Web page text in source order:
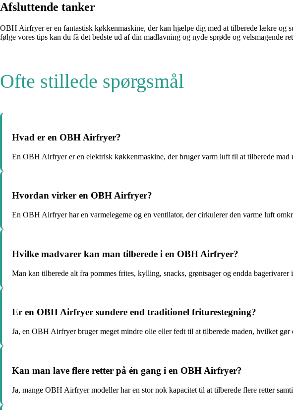
Afsluttende tanker
OBH Airfryer er en fantastisk køkkenmaskine, der kan hjælpe dig med at tilberede lækre og
følge vores tips kan du få det bedste ud af din madlavning og nyde sprøde og velsmagende
Ofte stillede spørgsmål
Hvad er en OBH Airfryer?
En OBH Airfryer er en elektrisk køkkenmaskine, der bruger varm luft til at tilberede mad
Hvordan virker en OBH Airfryer?
En OBH Airfryer har en varmelegeme og en ventilator, der cirkulerer den varme luft
Hvilke madvarer kan man tilberede i en OBH Airfryer?
Man kan tilberede alt fra pommes frites, kylling, snacks, grøntsager og endda
Er en OBH Airfryer sundere end traditionel friturestegning?
Ja, en OBH Airfryer bruger meget mindre olie eller fedt til at tilberede maden, hvilket gør
Kan man lave flere retter på én gang i en OBH Airfryer?
Ja, mange OBH Airfryer modeller har en stor nok kapacitet til at tilberede flere retter